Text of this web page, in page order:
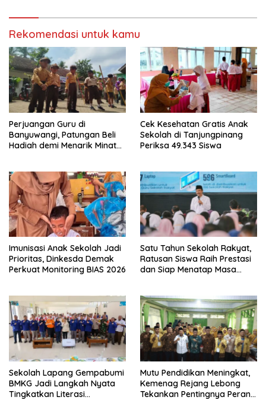
Rekomendasi untuk kamu
Perjuangan Guru di
Banyuwangi, Patungan Beli
Hadiah demi Menarik Minat
Cek Kesehatan Gratis Anak
Sekolah di Tanjungpinang
Periksa 49.343 Siswa
Imunisasi Anak Sekolah Jadi
Prioritas, Dinkesda Demak
Perkuat Monitoring BIAS 2026
Satu Tahun Sekolah Rakyat,
Ratusan Siswa Raih Prestasi
dan Siap Menatap Masa
Sekolah Lapang Gempabumi
BMKG Jadi Langkah Nyata
Tingkatkan Literasi
Mutu Pendidikan Meningkat,
Kemenag Rejang Lebong
Tekankan Pentingnya Peran